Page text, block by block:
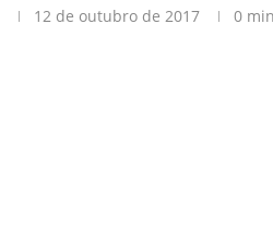
12 de outubro de 2017 0